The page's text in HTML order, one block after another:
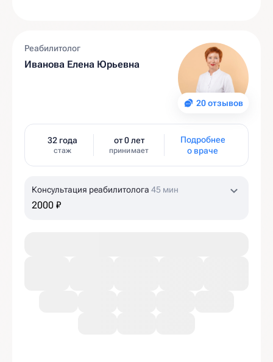
20 отзывов
Реабилитолог
Иванова Елена Юрьевна
32 года
стаж
от 0 лет
принимает
Подробнее
о враче
Консультация реабилитолога 45 мин
2000 ₽